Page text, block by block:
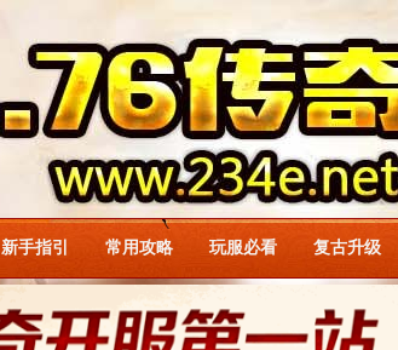
新手指引 常用攻略 玩服必看 复古升级